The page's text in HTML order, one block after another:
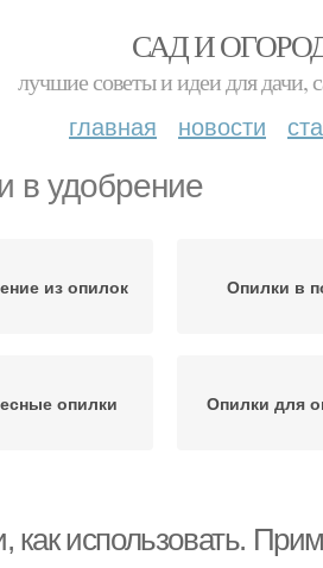
САД И
лучшие советы и идеи для дачи,
главная новости
в удобрение
из опилок Опилки в
опилки Опилки для
как использовать.